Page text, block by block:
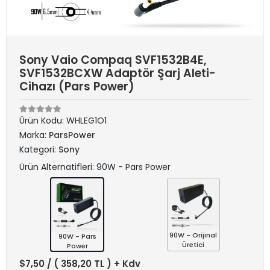
Sony Vaio Compaq SVF1532B4E,
SVF1532BCXW Adaptör Şarj Aleti-
Cihazı (Pars Power)
Ürün Kodu: WHLEG1O1
Marka: ParsPower
Kategori: Sony
Ürün Alternatifleri: 90W - Pars Power
90W - Pars
Power
90W - Orijinal
Üretici
$7,50 / ( 358,20 TL ) + Kdv